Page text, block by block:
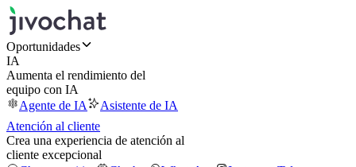
Oportunidades
IA
Aumenta el rendimiento del
equipo con IA
Agente de IA
Asistente de IA
Atención al cliente
Crea una experiencia de atención al
cliente excepcional